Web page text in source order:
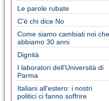
Le parole rubate
C'è chi dice No
Come siamo cambiati noi che
abbiamo 30 anni
Dignità
I laboratori dell'Università di
Parma
Italiani all'estero: i nostri
politici ci fanno soffrire